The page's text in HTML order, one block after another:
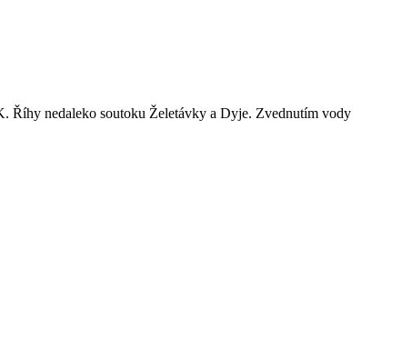
Říhy nedaleko soutoku Želetávky a Dyje. Zvednutím vody